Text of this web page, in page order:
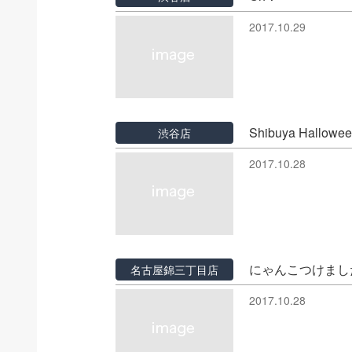
2017.10.29
渋谷店 Shibuya
2017.10.28
名古屋錦三丁目店 にゃんこつけま
2017.10.28